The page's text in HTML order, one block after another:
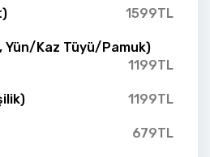
1599TL
Yün/Kaz Tüyü/Pamuk)
1199TL
1199TL
679TL